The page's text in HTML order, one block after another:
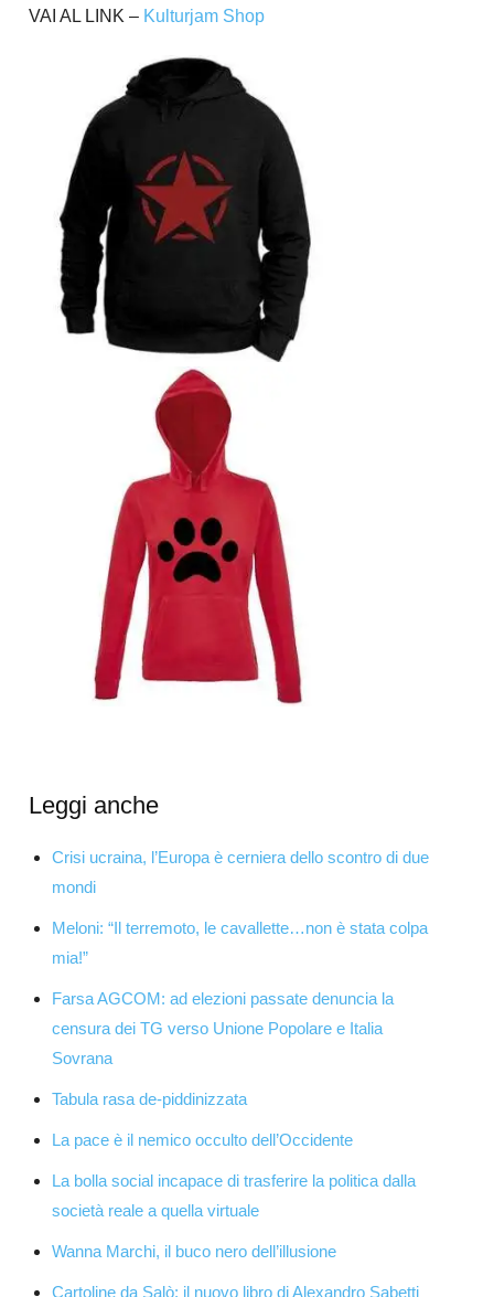
VAI AL LINK – Kulturjam Shop
Leggi anche
Crisi ucraina, l’Europa è cerniera dello scontro di due
mondi
Meloni: “Il terremoto, le cavallette…non è stata colpa
mia!”
Farsa AGCOM: ad elezioni passate denuncia la
censura dei TG verso Unione Popolare e Italia
Sovrana
Tabula rasa de-piddinizzata
La pace è il nemico occulto dell’Occidente
La bolla social incapace di trasferire la politica dalla
società reale a quella virtuale
Wanna Marchi, il buco nero dell’illusione
Cartoline da Salò: il nuovo libro di Alexandro Sabetti